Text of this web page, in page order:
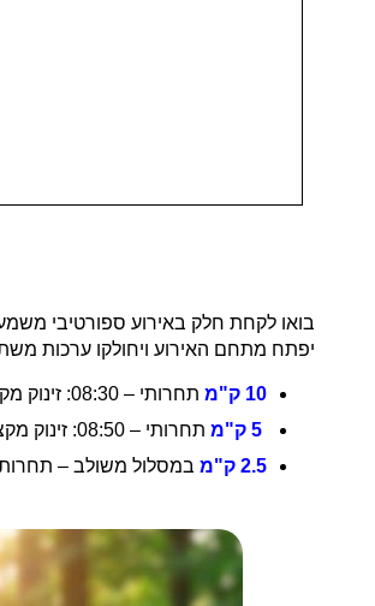
יפתח מתחם האירוע ויחולקו ערכות
10 ק"מ
תחרותי – 08:30: זינוק מקצה 10 ק"מ
5 ק"מ
תחרותי – 08:50: זינוק מקצה 5 ק"מ
2.5 ק"מ
במסלול משולב – תחרותי ועממי – 10:00: